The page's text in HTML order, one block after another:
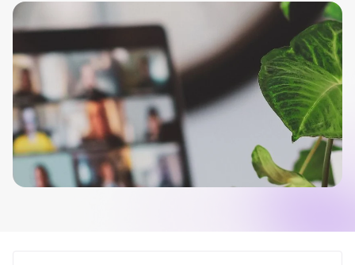
Tellent Recruitee
Découvrez notre logiciel de recrutement
EN VEDETTE